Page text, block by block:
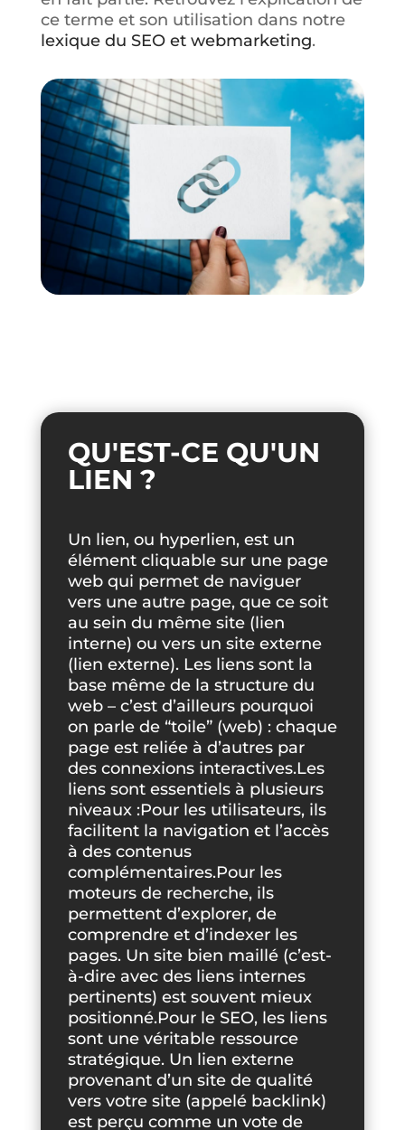
ce terme et son utilisation dans notre
lexique du SEO et webmarketing.
QU'EST-CE QU'UN
LIEN ?
Un lien, ou hyperlien, est un
élément cliquable sur une page
web qui permet de naviguer
vers une autre page, que ce soit
au sein du même site (lien
interne) ou vers un site externe
(lien externe). Les liens sont la
base même de la structure du
web – c’est d’ailleurs pourquoi
on parle de “toile” (web) : chaque
page est reliée à d’autres par
des connexions interactives.Les
liens sont essentiels à plusieurs
niveaux :Pour les utilisateurs, ils
facilitent la navigation et l’accès
à des contenus
complémentaires.Pour les
moteurs de recherche, ils
permettent d’explorer, de
comprendre et d’indexer les
pages. Un site bien maillé (c’est-
à-dire avec des liens internes
pertinents) est souvent mieux
positionné.Pour le SEO, les liens
sont une véritable ressource
stratégique. Un lien externe
provenant d’un site de qualité
vers votre site (appelé backlink)
est perçu comme un vote de